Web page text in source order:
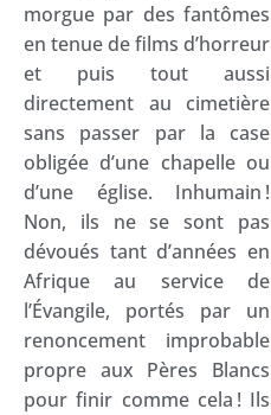
morgue par des fantômes
en tenue de films d’horreur
et puis tout aussi
directement au cimetière
sans passer par la case
obligée d’une chapelle ou
d’une église. Inhumain !
Non, ils ne se sont pas
dévoués tant d’années en
Afrique au service de
l’Évangile, portés par un
renoncement improbable
propre aux Pères Blancs
pour finir comme cela ! Ils